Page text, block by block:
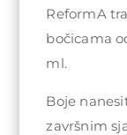
ReformA
bočicama
ml.
Boje
završnim